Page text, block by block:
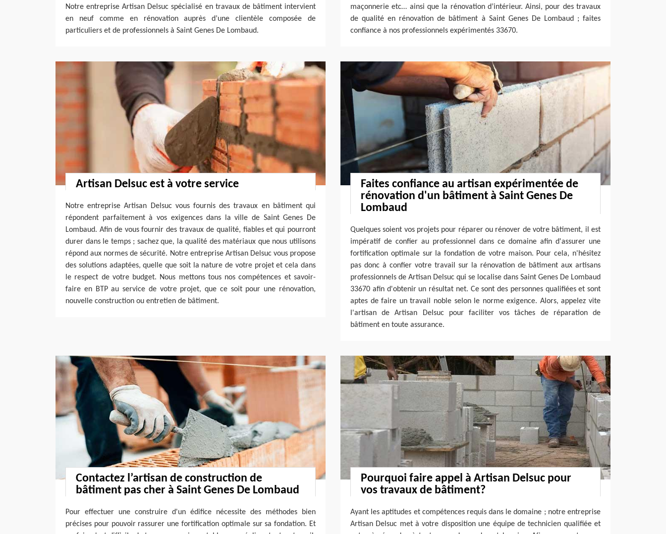
Notre entreprise Artisan Delsuc spécialisé en travaux de bâtiment intervient
en neuf comme en rénovation auprès d’une clientèle composée de
particuliers et de professionnels à Saint Genes De Lombaud.
maçonnerie etc… ainsi que la rénovation d’intérieur. Ainsi, pour des travaux
de qualité en rénovation de bâtiment à Saint Genes De Lombaud ; faites
confiance à nos professionnels expérimentés 33670.
Artisan Delsuc est à votre service
Notre entreprise Artisan Delsuc vous fournis des travaux en bâtiment qui
répondent parfaitement à vos exigences dans la ville de Saint Genes De
Lombaud. Afin de vous fournir des travaux de qualité, fiables et qui pourront
durer dans le temps ; sachez que, la qualité des matériaux que nous utilisons
répond aux normes de sécurité. Notre entreprise Artisan Delsuc vous propose
des solutions adaptées, quelle que soit la nature de votre projet et cela dans
le respect de votre budget. Nous mettons tous nos compétences et savoir-
faire en BTP au service de votre projet, que ce soit pour une rénovation,
nouvelle construction ou entretien de bâtiment.
Faites confiance au artisan expérimentée de
rénovation d'un bâtiment à Saint Genes De
Lombaud
Quelques soient vos projets pour réparer ou rénover de votre bâtiment, il est
impératif de confier au professionnel dans ce domaine afin d'assurer une
fortification optimale sur la fondation de votre maison. Pour cela, n'hésitez
pas donc à confier votre travail sur la rénovation de bâtiment aux artisans
professionnels de Artisan Delsuc qui se localise dans Saint Genes De Lombaud
33670 afin d'obtenir un résultat net. Ce sont des personnes qualifiées et sont
aptes de faire un travail noble selon le norme exigence. Alors, appelez vite
l'artisan de Artisan Delsuc pour faciliter vos tâches de réparation de
bâtiment en toute assurance.
Contactez l’artisan de construction de
bâtiment pas cher à Saint Genes De Lombaud
Pour effectuer une construire d'un édifice nécessite des méthodes bien
précises pour pouvoir rassurer une fortification optimale sur sa fondation. Et
Pourquoi faire appel à Artisan Delsuc pour
vos travaux de bâtiment?
Ayant les aptitudes et compétences requis dans le domaine ; notre entreprise
Artisan Delsuc met à votre disposition une équipe de technicien qualifiée et